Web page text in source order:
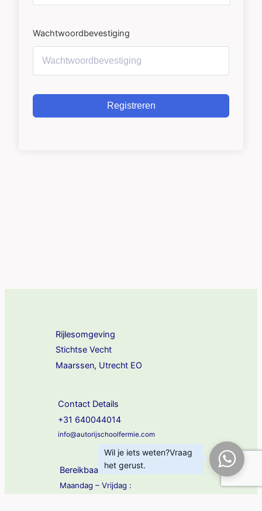
Wachtwoordbevestiging
Registreren
Rijlesomgeving
Stichtse Vecht
Maarssen, Utrecht EO
Contact Details
+31 640044014
info@autorijschoolfermie.com
Bereikbaar
Maandag – Vrijdag :
Wil je iets weten?Vraag
het gerust.